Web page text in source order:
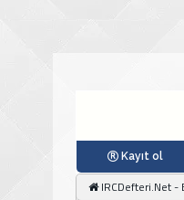
Kayıt ol
IRCDefteri.Net -